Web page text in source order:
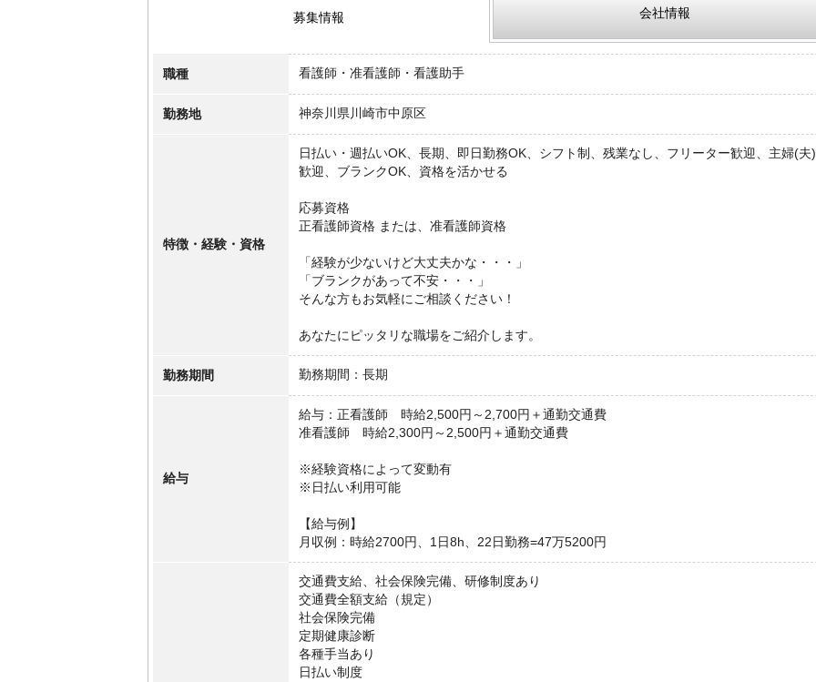
募集情報 会社情報
職種 看護師・准看護師・看護助手
勤務地 神奈川県川崎市中原区
特徴・経験・資格
日払い・週払いOK、長期、即日勤務OK、シフト制、残業なし、フリーター歓迎、主婦(夫)
歓迎、ブランクOK、資格を活かせる
応募資格
正看護師資格 または、准看護師資格
「経験が少ないけど大丈夫かな・・・」
「ブランクがあって不安・・・」
そんな方もお気軽にご相談ください！
あなたにピッタリな職場をご紹介します。
勤務期間 勤務期間：長期
給与
給与：正看護師 時給2,500円～2,700円＋通勤交通費
准看護師 時給2,300円～2,500円＋通勤交通費
※経験資格によって変動有
※日払い利用可能
【給与例】
月収例：時給2700円、1日8h、22日勤務=47万5200円
交通費支給、社会保険完備、研修制度あり
交通費全額支給（規定）
社会保険完備
定期健康診断
各種手当あり
日払い制度